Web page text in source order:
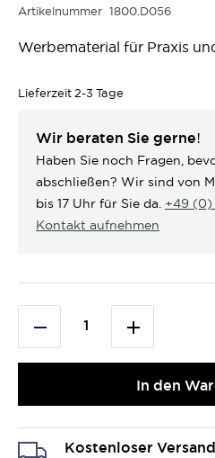
Artikelnummer 1800.D056
Werbematerial für Praxis
Lieferzeit 2-3 Tage
Wir beraten Sie gerne!
Haben Sie noch Fragen,
abschließen? Wir sind von
bis 17 Uhr für Sie da. +49 (0)
Kontakt aufnehmen
In den
Kostenloser Versand